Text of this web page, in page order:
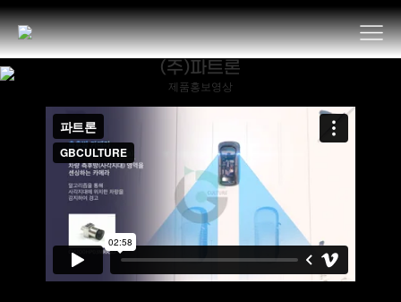
(주)파트론
제품홍보영상